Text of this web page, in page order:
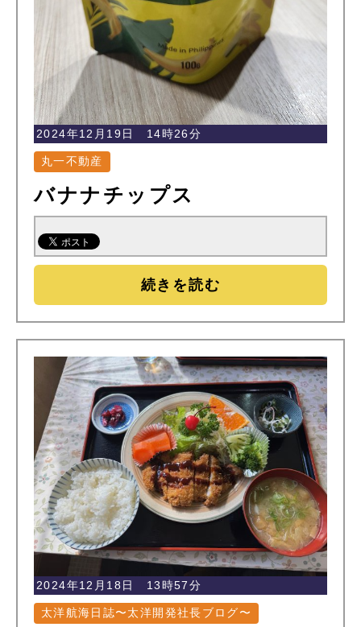
2024年12月19日 14時26分
丸一不動産
バナナチップス
続きを読む
2024年12月18日 13時57分
太洋航海日誌〜太洋開発社長ブログ〜